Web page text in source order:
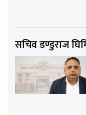
सचिव डण्डुराज